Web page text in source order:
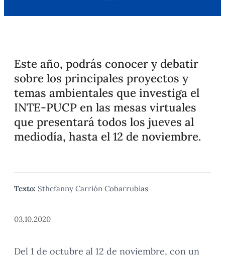
Este año, podrás conocer y debatir
sobre los principales proyectos y
temas ambientales que investiga el
INTE-PUCP en las mesas virtuales
que presentará todos los jueves al
mediodía, hasta el 12 de noviembre.
Texto: Sthefanny Carrión Cobarrubias
03.10.2020
Del 1 de octubre al 12 de noviembre, con un